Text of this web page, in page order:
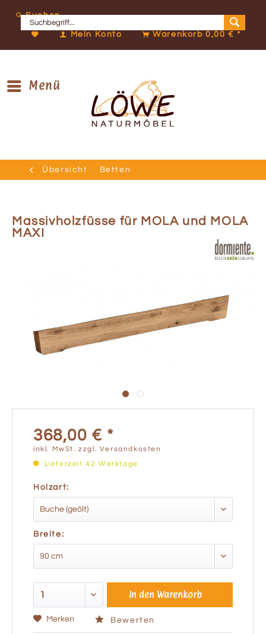
Suchen
Mein Konto Warenkorb0,00 € *
Menü
Übersicht Betten
Massivholzfüsse für MOLA und MOLA
MAXI
368,00 € *
inkl. MwSt.zzgl. Versandkosten
Lieferzeit 42 Werktage
Holzart:
Breite:
In den Warenkorb
Merken Bewerten